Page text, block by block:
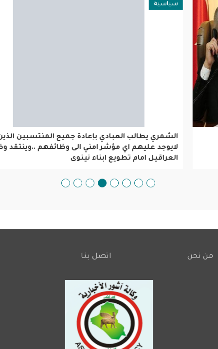
سياسية
الشمري يطالب العبادي بإعادة جميع المنتسبين الذين لايوجد
عليهم اي مؤشر امني الى وظائفهم ..وينتقد وضع العراقيل
تطويع ابناء نينوى
Footer
من نحن اتصل بنا